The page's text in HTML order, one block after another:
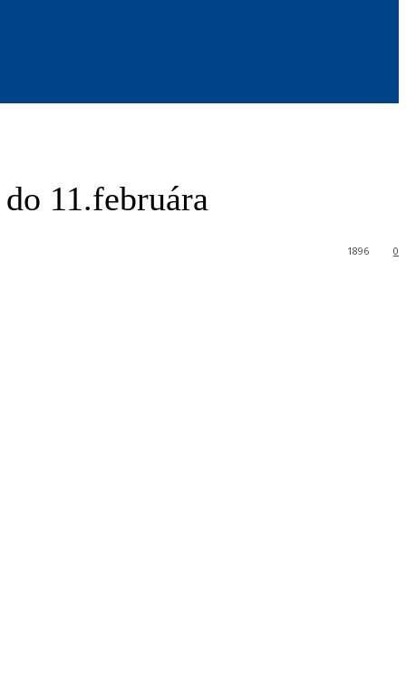
11.februára
0
1896